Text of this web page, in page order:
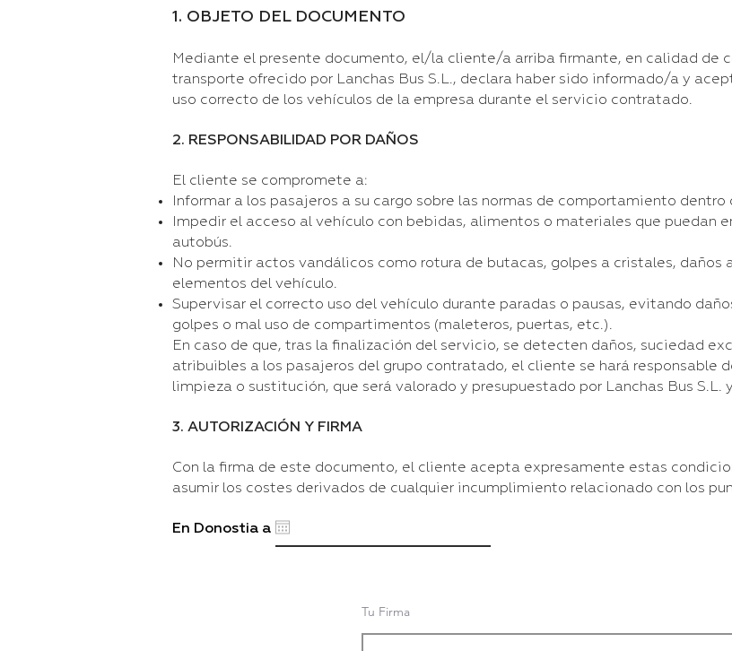
1. OBJETO DEL DOCUMENTO
Mediante el presente documento, el/la cliente/a arriba firmante, en calidad de
transporte ofrecido por Lanchas Bus S.L., declara haber sido informado/a y
uso correcto de los vehículos de la empresa durante el servicio contratado.
2. RESPONSABILIDAD POR DAÑOS
El cliente se compromete a:
Informar a los pasajeros a su cargo sobre las normas de comportamiento dentro
Impedir el acceso al vehículo con bebidas, alimentos o materiales que puedan
autobús.
No permitir actos vandálicos como rotura de butacas, golpes a cristales, daños
elementos del vehículo.
Supervisar el correcto uso del vehículo durante paradas o pausas, evitando
golpes o mal uso de compartimentos (maleteros, puertas, etc.).
En caso de que, tras la finalización del servicio, se detecten daños, suciedad
atribuibles a los pasajeros del grupo contratado, el cliente se hará responsable
limpieza o sustitución, que será valorado y presupuestado por Lanchas Bus S.L.
3. AUTORIZACIÓN Y FIRMA
Con la firma de este documento, el cliente acepta expresamente estas
asumir los costes derivados de cualquier incumplimiento relacionado con los
En Donostia a
Tu Firma